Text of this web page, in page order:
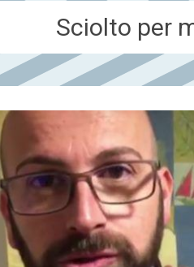
Sciolto per